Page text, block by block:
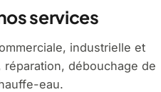
services
industrielle et
débouchage de
eau.